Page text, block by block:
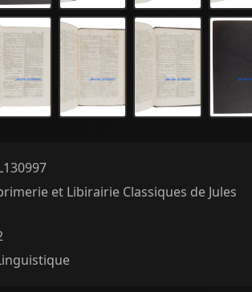
et Libirairie Classiques de Jules